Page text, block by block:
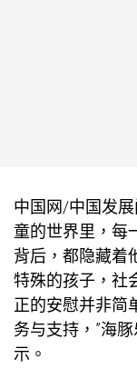
中国网/中国发
童的世界里，每
背后，都隐藏着
特殊的孩子，社
正的安慰并非简
务与支持，”海
示。